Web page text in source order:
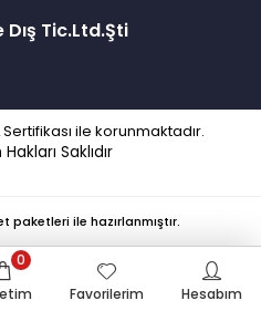
Dış Tic.Ltd.Şti
ile korunmaktadır.
Saklıdır
0
Favorilerim
Hesabım
ile hazırlanmıştır.